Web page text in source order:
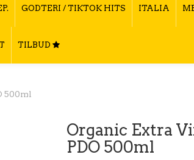
GODTERI / TIKTOK HITS ITALIA
TILBUD
500ml
Organic Extra
PDO 500ml